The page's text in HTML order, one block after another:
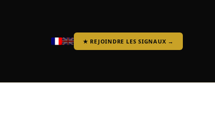
★ REJOINDRE LES SIGNAUX →